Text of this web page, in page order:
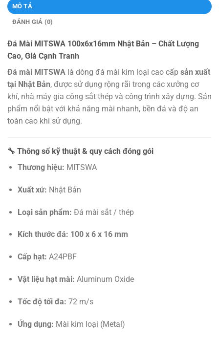
MÔ TẢ
ĐÁNH GIÁ (0)
Đá Mài MITSWA 100x6x16mm Nhật Bản – Chất Lượng
Cao, Giá Cạnh Tranh
Đá mài MITSWA là dòng đá mài kim loại cao cấp sản xuất
tại Nhật Bản, được sử dụng rộng rãi trong các xưởng cơ
khí, nhà máy gia công sắt thép và công trình xây dựng. Sản
phẩm nổi bật với khả năng mài nhanh, bền đá và độ an
toàn cao khi sử dụng.
🔧 Thông số kỹ thuật & quy cách đóng gói
Thương hiệu: MITSWA
Xuất xứ: Nhật Bản
Loại sản phẩm: Đá mài sắt / thép
Kích thước đá: 100 x 6 x 16 mm
Cấp hạt: A24PBF
Vật liệu hạt mài: Aluminum Oxide
Tốc độ tối đa: 72 m/s
Ứng dụng: Mài kim loại (Metal)